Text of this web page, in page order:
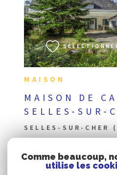
MAISON
MAISON DE
SELLES-SUR-
SELLES-SUR-CHER
VOIR
Comme beaucoup,
utilise les